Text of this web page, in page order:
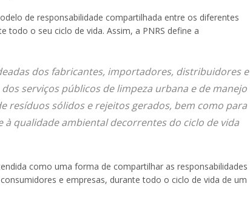
de responsabilidade compartilhada entre os diferentes
todo o seu ciclo de vida. Assim, a PNRS define a
dos fabricantes, importadores, distribuidores e
serviços públicos de limpeza urbana e de manejo
resíduos sólidos e rejeitos gerados, bem como para
qualidade ambiental decorrentes do ciclo de vida
como uma forma de compartilhar as responsabilidades
e empresas, durante todo o ciclo de vida de um